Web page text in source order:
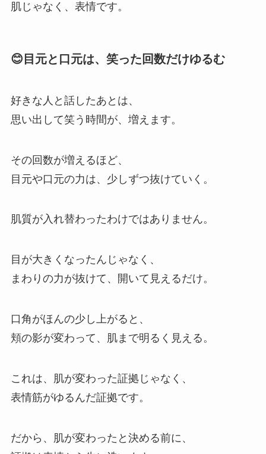
肌じゃなく、表情です。
😊目元と口元は、笑った回数だけゆるむ
好きな人と話したあとは、
思い出して笑う時間が、増えます。
その回数が増えるほど、
目元や口元の力は、少しずつ抜けていく。
肌質が入れ替わったわけではありません。
目が大きくなったんじゃなく、
まわりの力が抜けて、開いて見えるだけ。
口角がほんの少し上がると、
頬の影が変わって、肌まで明るく見える。
これは、肌が変わった証拠じゃなく、
表情筋がゆるんだ証拠です。
だから、肌が変わったと決める前に、